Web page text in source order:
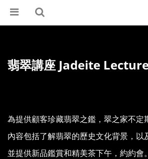
翡翠講座 Jadeite
為提供顧客珍藏翡翠之鑑，翠之家不定
內容包括了解翡翠的歷史文化背景，以
並提供新品鑑賞和精美茶下午，約約會。